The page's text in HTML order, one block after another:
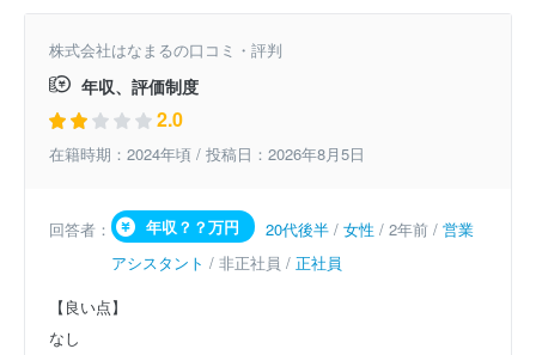
株式会社はなまるの口コミ・評判
年収、評価制度
2.0
在籍時期：2024年頃 / 投稿日：2026年8月5日
回答者： 年収？？万円 20代後半 /女性 / 2年前 /営業
アシスタント / 非正社員 / 正社員
【良い点】
なし